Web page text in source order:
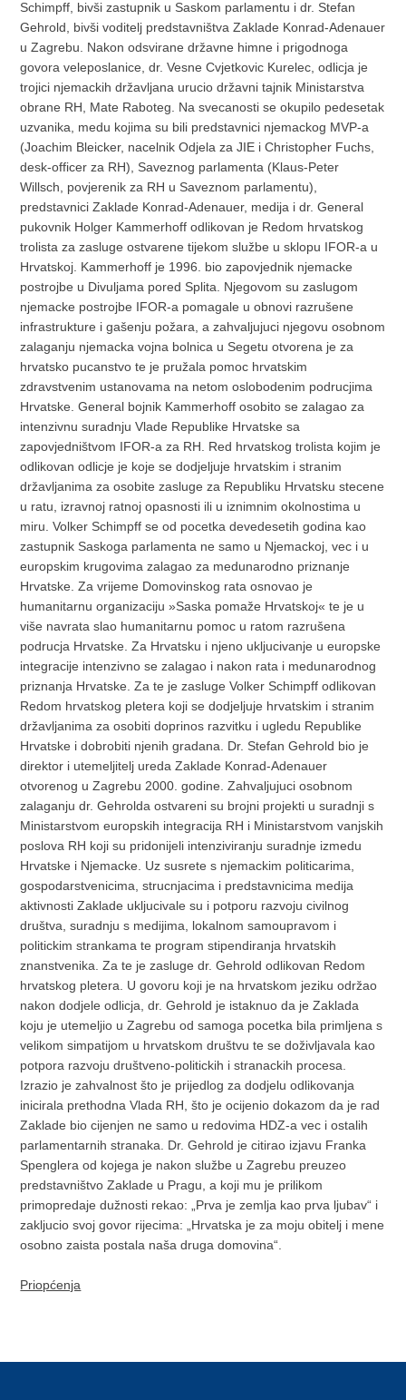
Schimpff, bivši zastupnik u Saskom parlamentu i dr. Stefan
Gehrold, bivši voditelj predstavništva Zaklade Konrad-Adenauer
u Zagrebu. Nakon odsvirane državne himne i prigodnoga
govora veleposlanice, dr. Vesne Cvjetkovic Kurelec, odlicja je
trojici njemackih državljana urucio državni tajnik Ministarstva
obrane RH, Mate Raboteg. Na svecanosti se okupilo pedesetak
uzvanika, medu kojima su bili predstavnici njemackog MVP-a
(Joachim Bleicker, nacelnik Odjela za JIE i Christopher Fuchs,
desk-officer za RH), Saveznog parlamenta (Klaus-Peter
Willsch, povjerenik za RH u Saveznom parlamentu),
predstavnici Zaklade Konrad-Adenauer, medija i dr. General
pukovnik Holger Kammerhoff odlikovan je Redom hrvatskog
trolista za zasluge ostvarene tijekom službe u sklopu IFOR-a u
Hrvatskoj. Kammerhoff je 1996. bio zapovjednik njemacke
postrojbe u Divuljama pored Splita. Njegovom su zaslugom
njemacke postrojbe IFOR-a pomagale u obnovi razrušene
infrastrukture i gašenju požara, a zahvaljujuci njegovu osobnom
zalaganju njemacka vojna bolnica u Segetu otvorena je za
hrvatsko pucanstvo te je pružala pomoc hrvatskim
zdravstvenim ustanovama na netom oslobodenim podrucjima
Hrvatske. General bojnik Kammerhoff osobito se zalagao za
intenzivnu suradnju Vlade Republike Hrvatske sa
zapovjedništvom IFOR-a za RH. Red hrvatskog trolista kojim je
odlikovan odlicje je koje se dodjeljuje hrvatskim i stranim
državljanima za osobite zasluge za Republiku Hrvatsku stecene
u ratu, izravnoj ratnoj opasnosti ili u iznimnim okolnostima u
miru. Volker Schimpff se od pocetka devedesetih godina kao
zastupnik Saskoga parlamenta ne samo u Njemackoj, vec i u
europskim krugovima zalagao za medunarodno priznanje
Hrvatske. Za vrijeme Domovinskog rata osnovao je
humanitarnu organizaciju »Saska pomaže Hrvatskoj« te je u
više navrata slao humanitarnu pomoc u ratom razrušena
podrucja Hrvatske. Za Hrvatsku i njeno ukljucivanje u europske
integracije intenzivno se zalagao i nakon rata i medunarodnog
priznanja Hrvatske. Za te je zasluge Volker Schimpff odlikovan
Redom hrvatskog pletera koji se dodjeljuje hrvatskim i stranim
državljanima za osobiti doprinos razvitku i ugledu Republike
Hrvatske i dobrobiti njenih gradana. Dr. Stefan Gehrold bio je
direktor i utemeljitelj ureda Zaklade Konrad-Adenauer
otvorenog u Zagrebu 2000. godine. Zahvaljujuci osobnom
zalaganju dr. Gehrolda ostvareni su brojni projekti u suradnji s
Ministarstvom europskih integracija RH i Ministarstvom vanjskih
poslova RH koji su pridonijeli intenziviranju suradnje izmedu
Hrvatske i Njemacke. Uz susrete s njemackim politicarima,
gospodarstvenicima, strucnjacima i predstavnicima medija
aktivnosti Zaklade ukljucivale su i potporu razvoju civilnog
društva, suradnju s medijima, lokalnom samoupravom i
politickim strankama te program stipendiranja hrvatskih
znanstvenika. Za te je zasluge dr. Gehrold odlikovan Redom
hrvatskog pletera. U govoru koji je na hrvatskom jeziku održao
nakon dodjele odlicja, dr. Gehrold je istaknuo da je Zaklada
koju je utemeljio u Zagrebu od samoga pocetka bila primljena s
velikom simpatijom u hrvatskom društvu te se doživljavala kao
potpora razvoju društveno-politickih i stranackih procesa.
Izrazio je zahvalnost što je prijedlog za dodjelu odlikovanja
inicirala prethodna Vlada RH, što je ocijenio dokazom da je rad
Zaklade bio cijenjen ne samo u redovima HDZ-a vec i ostalih
parlamentarnih stranaka. Dr. Gehrold je citirao izjavu Franka
Spenglera od kojega je nakon službe u Zagrebu preuzeo
predstavništvo Zaklade u Pragu, a koji mu je prilikom
primopredaje dužnosti rekao: „Prva je zemlja kao prva ljubav“ i
zakljucio svoj govor rijecima: „Hrvatska je za moju obitelj i mene
osobno zaista postala naša druga domovina“.
Priopćenja